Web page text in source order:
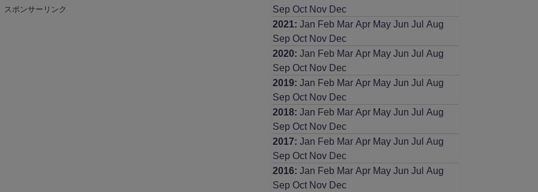
スポンサーリンク
Sep Oct Nov Dec
2021 : Jan Feb Mar Apr May Jun Jul
Aug
Sep Oct Nov Dec
2020: Jan Feb Mar Apr May Jun Jul
Aug
Sep Oct Nov Dec
2019: Jan Feb Mar Apr May Jun Jul
Aug
Sep Oct Nov Dec
2018: Jan Feb Mar Apr May Jun Jul
Aug
Sep Oct Nov Dec
2017: Jan Feb Mar Apr May Jun Jul
Aug
Sep Oct Nov Dec
2016: Jan Feb Mar Apr May Jun Jul
Aug
Sep Oct Nov Dec